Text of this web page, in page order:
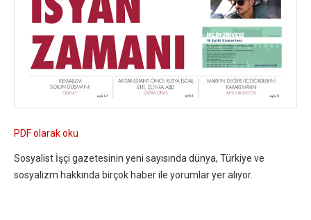
PDF olarak oku
Sosyalist İşçi gazetesinin yeni sayısında dünya, Türkiye ve
sosyalizm hakkında birçok haber ile yorumlar yer alıyor.